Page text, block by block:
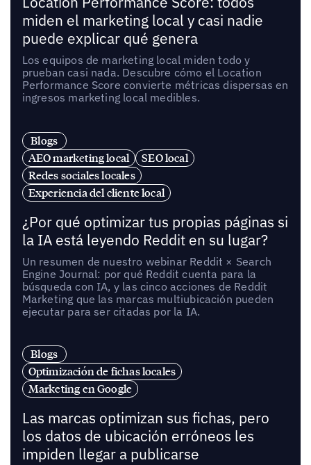
miden el marketing local y casi nadie
puede explicar qué genera
Los equipos de marketing local miden todo y
prueban casi nada. Descubre cómo el Location
Performance Score convierte métricas dispersas en
ingresos marketing local medibles.
Blogs
AEO marketing local
SEO local
Redes sociales locales
Experiencia del cliente local
¿Por qué optimizar tus propias páginas si
la IA está leyendo Reddit en su lugar?
Un resumen de nuestro webinar Reddit × Search
Engine Journal: por qué Reddit cuenta para la
búsqueda con IA, y las cinco acciones de Reddit
Marketing que las marcas multiubicación pueden
ejecutar para ser citadas por la IA.
Blogs
Optimización de fichas locales
Marketing en Google
Las marcas optimizan sus fichas, pero
los datos de ubicación erróneos les
impiden llegar a publicarse